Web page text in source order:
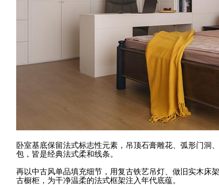
卧室基底保留法式标志性元素，吊顶石膏雕花、弧形门洞
包，皆是经典法式柔和线条。
再以中古风单品填充细节，用复古铁艺吊灯、做旧实木床
古橱柜，为干净温柔的法式框架注入年代底蕴。